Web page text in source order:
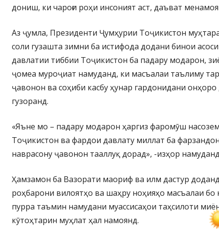
дониш, ки чароғи роҳи инсоният аст, даъват
Аз ҷумла, Президенти Ҷумҳурии Тоҷикистон
соли гузашта зимни ба истифода додани бинои
давлатии тиббии Тоҷикистон ба падару модарон,
ҷомеа муроҷиат намуданд, ки масъалаи таълиму
ҷавонон ва соҳиби касбу ҳунар гардонидани
гузоранд.
«Яъне мо – падару модарон ҳаргиз фаромӯш
Тоҷикистон ва фардои давлату миллат ба
наврасону ҷавонон тааллуқ дорад», -изҳор
Ҳамзамон ба Вазорати маориф ва илм дастур
роҳбарони вилоятҳо ва шаҳру ноҳияҳо масъалаи бо
пурра таъмин намудани муассисаҳои таҳсилоти
кӯтоҳтарин муҳлат ҳал намоянд.